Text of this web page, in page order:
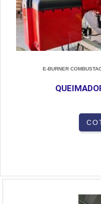
E-BURNER